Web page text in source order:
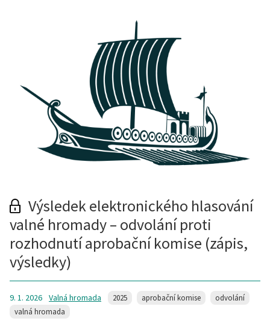
Výsledek elektronického hlasování
valné hromady – odvolání proti
rozhodnutí aprobační komise (zápis,
výsledky)
9. 1. 2026 Valná hromada 2025 aprobační komise
odvolání
valná hromada